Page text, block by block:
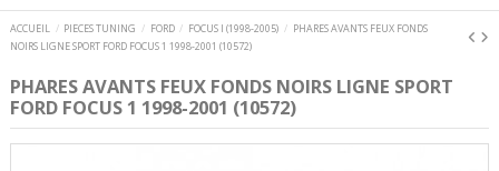
ACCUEIL PIECES TUNING FORD FOCUS I (1998-2005)
PHARES AVANTS FEUX FONDS
NOIRS LIGNE SPORT FORD FOCUS 1 1998-2001 (10572)
PHARES AVANTS FEUX FONDS NOIRS LIGNE SPORT
FORD FOCUS 1 1998-2001 (10572)